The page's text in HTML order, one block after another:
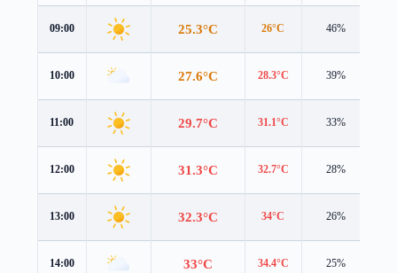
09:00 25.3°C 26°C 46%
10:00 27.6°C 28.3°C 39%
11:00 29.7°C 31.1°C 33%
12:00 31.3°C 32.7°C 28%
13:00 32.3°C 34°C 26%
14:00 33°C 34.4°C 25%